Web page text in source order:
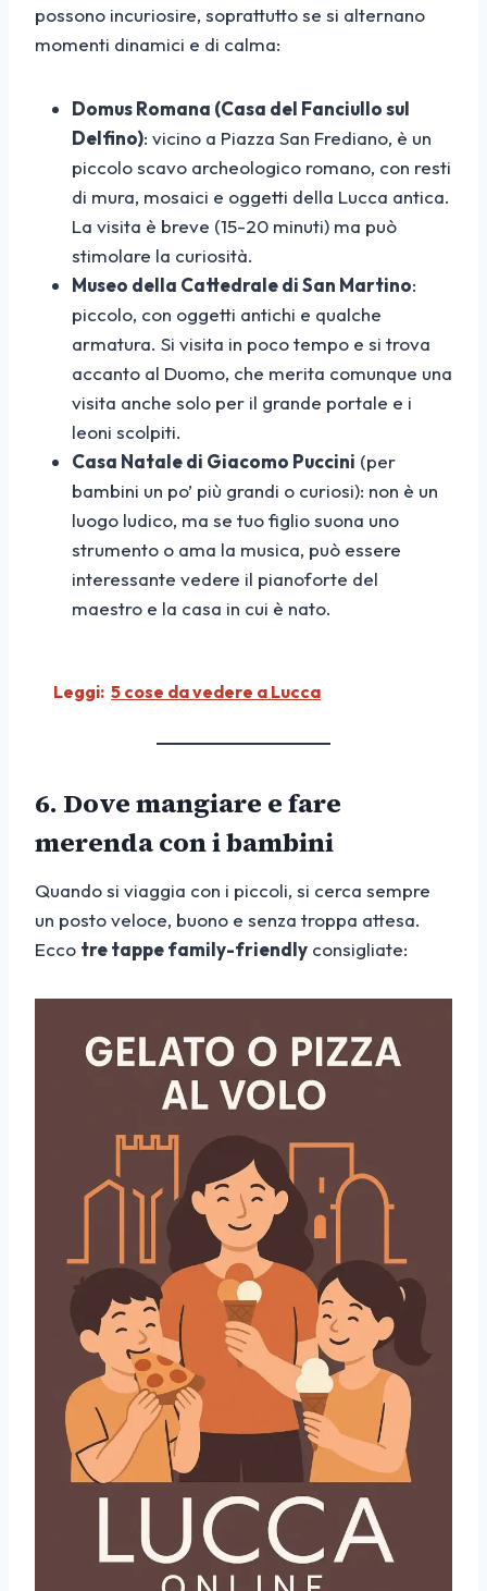
possono incuriosire, soprattutto se si alternano
momenti dinamici e di calma:
Domus Romana (Casa del Fanciullo sul
Delfino): vicino a Piazza San Frediano, è un
piccolo scavo archeologico romano, con resti
di mura, mosaici e oggetti della Lucca antica.
La visita è breve (15-20 minuti) ma può
stimolare la curiosità.
Museo della Cattedrale di San Martino:
piccolo, con oggetti antichi e qualche
armatura. Si visita in poco tempo e si trova
accanto al Duomo, che merita comunque una
visita anche solo per il grande portale e i
leoni scolpiti.
Casa Natale di Giacomo Puccini (per
bambini un po’ più grandi o curiosi): non è un
luogo ludico, ma se tuo figlio suona uno
strumento o ama la musica, può essere
interessante vedere il pianoforte del
maestro e la casa in cui è nato.
Leggi: 5 cose da vedere a Lucca
6. Dove mangiare e fare
merenda con i bambini
Quando si viaggia con i piccoli, si cerca sempre
un posto veloce, buono e senza troppa attesa.
Ecco tre tappe family-friendly consigliate: